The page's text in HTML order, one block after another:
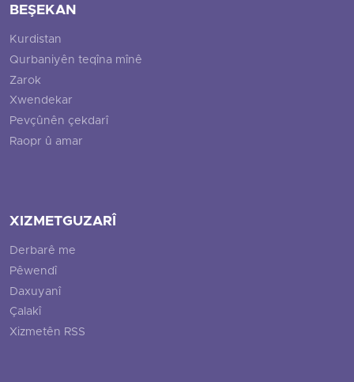
BEŞEKAN
Kurdistan
Qurbaniyên teqîna mînê
Zarok
Xwendekar
Pevçûnên çekdarî
Raopr û amar
XIZMETGUZARÎ
Derbarê me
Pêwendî
Daxuyanî
Çalakî
Xizmetên RSS